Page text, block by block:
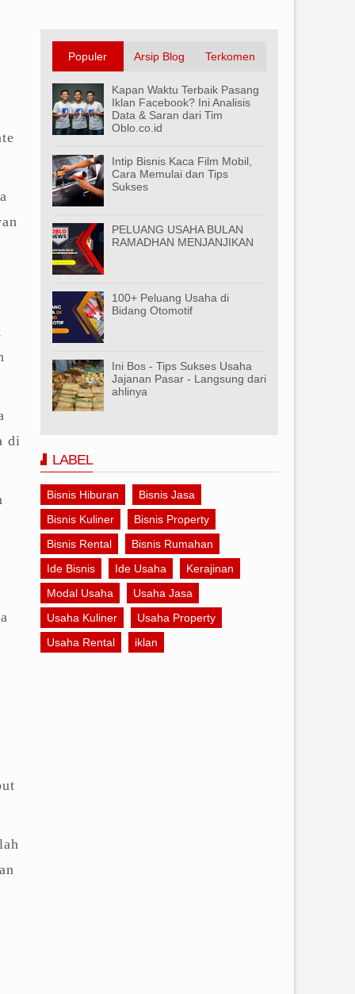
di
Populer Arsip Blog Terkomen
Kapan Waktu Terbaik Pasang
Iklan Facebook? Ini Analisis
Data & Saran dari Tim
Oblo.co.id
Intip Bisnis Kaca Film Mobil,
Cara Memulai dan Tips
Sukses
PELUANG USAHA BULAN
RAMADHAN MENJANJIKAN
100+ Peluang Usaha di
Bidang Otomotif
Ini Bos - Tips Sukses Usaha
Jajanan Pasar - Langsung dari
ahlinya
LABEL
Bisnis Hiburan
Bisnis Jasa
Bisnis Kuliner
Bisnis Property
Bisnis Rental
Bisnis Rumahan
Ide Bisnis
Ide Usaha
Kerajinan
Modal Usaha
Usaha Jasa
Usaha Kuliner
Usaha Property
Usaha Rental
iklan